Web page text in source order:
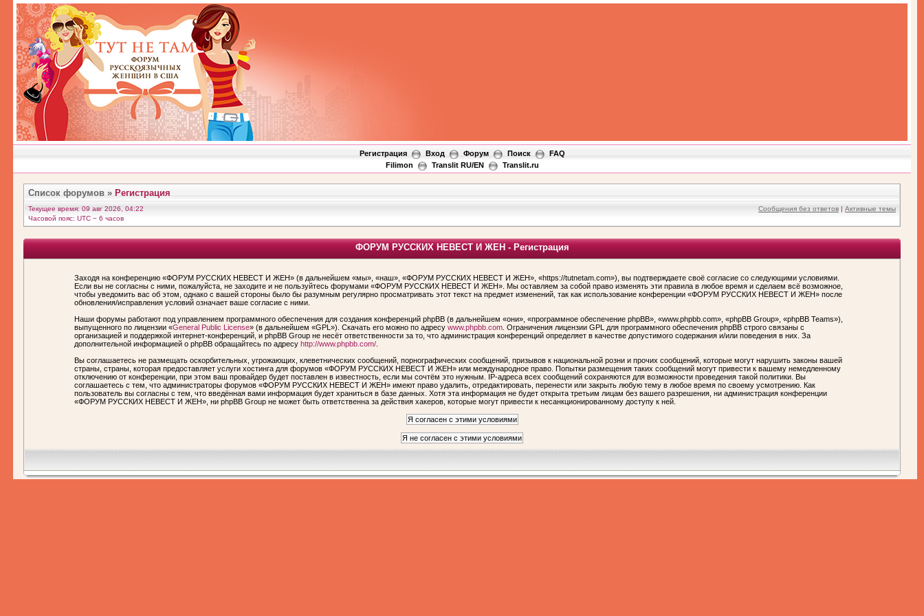
Регистрация Вход Форум Поиск
FAQ
Filimon
Translit RU/EN Translit.ru
Список форумов » Регистрация
Текущее время: 09 авг 2026, 04:22
Часовой пояс: UTC − 6 часов
Сообщения без ответов | Активные темы
ФОРУМ РУССКИХ НЕВЕСТ И ЖЕН - Регистрация
Заходя на конференцию «ФОРУМ РУССКИХ НЕВЕСТ И ЖЕН» (в дальнейшем «мы», «наш», «ФОРУМ РУССКИХ НЕВЕСТ И ЖЕН», «https://tutnetam.com»), вы подтверждаете своё согласие со следующими условиями.
Если вы не согласны с ними, пожалуйста, не заходите и не пользуйтесь форумами «ФОРУМ РУССКИХ НЕВЕСТ И ЖЕН». Мы оставляем за собой право изменять эти правила в любое время и сделаем всё возможное,
чтобы уведомить вас об этом, однако с вашей стороны было бы разумным регулярно просматривать этот текст на предмет изменений, так как использование конференции «ФОРУМ РУССКИХ НЕВЕСТ И ЖЕН» после
обновления/исправления условий означает ваше согласие с ними.
Наши форумы работают под управлением программного обеспечения для создания конференций phpBB (в дальнейшем «они», «программное обеспечение phpBB», «www.phpbb.com», «phpBB Group», «phpBB Teams»),
выпущенного по лицензии «General Public License» (в дальнейшем «GPL»). Скачать его можно по адресу www.phpbb.com. Ограничения лицензии GPL для программного обеспечения phpBB строго связаны с
организацией и поддержкой интернет-конференций, и phpBB Group не несёт ответственности за то, что администрация конференций определяет в качестве допустимого содержания и/или поведения в них. За
дополнительной информацией о phpBB обращайтесь по адресу http://www.phpbb.com/.
Вы соглашаетесь не размещать оскорбительных, угрожающих, клеветнических сообщений, порнографических сообщений, призывов к национальной розни и прочих сообщений, которые могут нарушить законы вашей
страны, страны, которая предоставляет услуги хостинга для форумов «ФОРУМ РУССКИХ НЕВЕСТ И ЖЕН» или международное право. Попытки размещения таких сообщений могут привести к вашему немедленному
отключению от конференции, при этом ваш провайдер будет поставлен в известность, если мы сочтём это нужным. IP-адреса всех сообщений сохраняются для возможности проведения такой политики. Вы
соглашаетесь с тем, что администраторы форумов «ФОРУМ РУССКИХ НЕВЕСТ И ЖЕН» имеют право удалить, отредактировать, перенести или закрыть любую тему в любое время по своему усмотрению. Как
пользователь вы согласны с тем, что введённая вами информация будет храниться в базе данных. Хотя эта информация не будет открыта третьим лицам без вашего разрешения, ни администрация конференции
«ФОРУМ РУССКИХ НЕВЕСТ И ЖЕН», ни phpBB Group не может быть ответственна за действия хакеров, которые могут привести к несанкционированному доступу к ней.